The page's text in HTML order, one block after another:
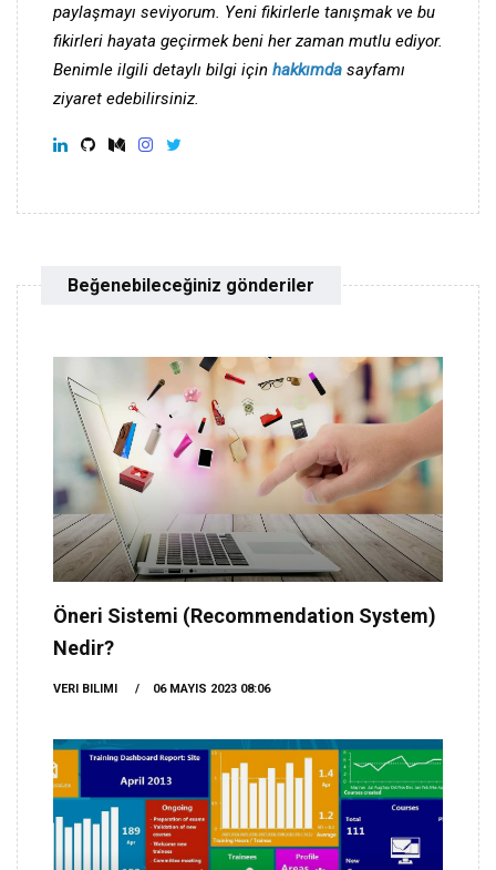
paylaşmayı seviyorum. Yeni fikirlerle tanışmak ve bu
fikirleri hayata geçirmek beni her zaman mutlu ediyor.
Benimle ilgili detaylı bilgi için hakkımda sayfamı
ziyaret edebilirsiniz.
Beğenebileceğiniz gönderiler
Öneri Sistemi (Recommendation System)
Nedir?
VERI BILIMI 06 MAYIS 2023 08:06